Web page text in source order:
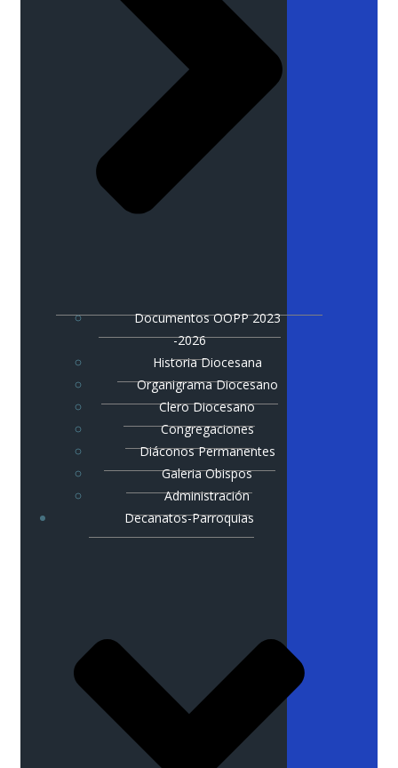
Documentos OOPP 2023
-2026
Historia Diocesana
Organigrama Diocesano
Clero Diocesano
Congregaciones
Diáconos Permanentes
Galeria Obispos
Administración
Decanatos-Parroquias